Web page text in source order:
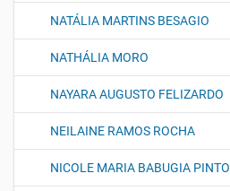
NATÁLIA MARTINS BESAGIO
NATHÁLIA MORO
NAYARA AUGUSTO FELIZARDO
NEILAINE RAMOS ROCHA
NICOLE MARIA BABUGIA PINTO